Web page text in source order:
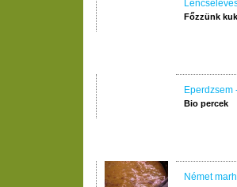
Főzzünk
Eperdzsem
Bio percek
Német